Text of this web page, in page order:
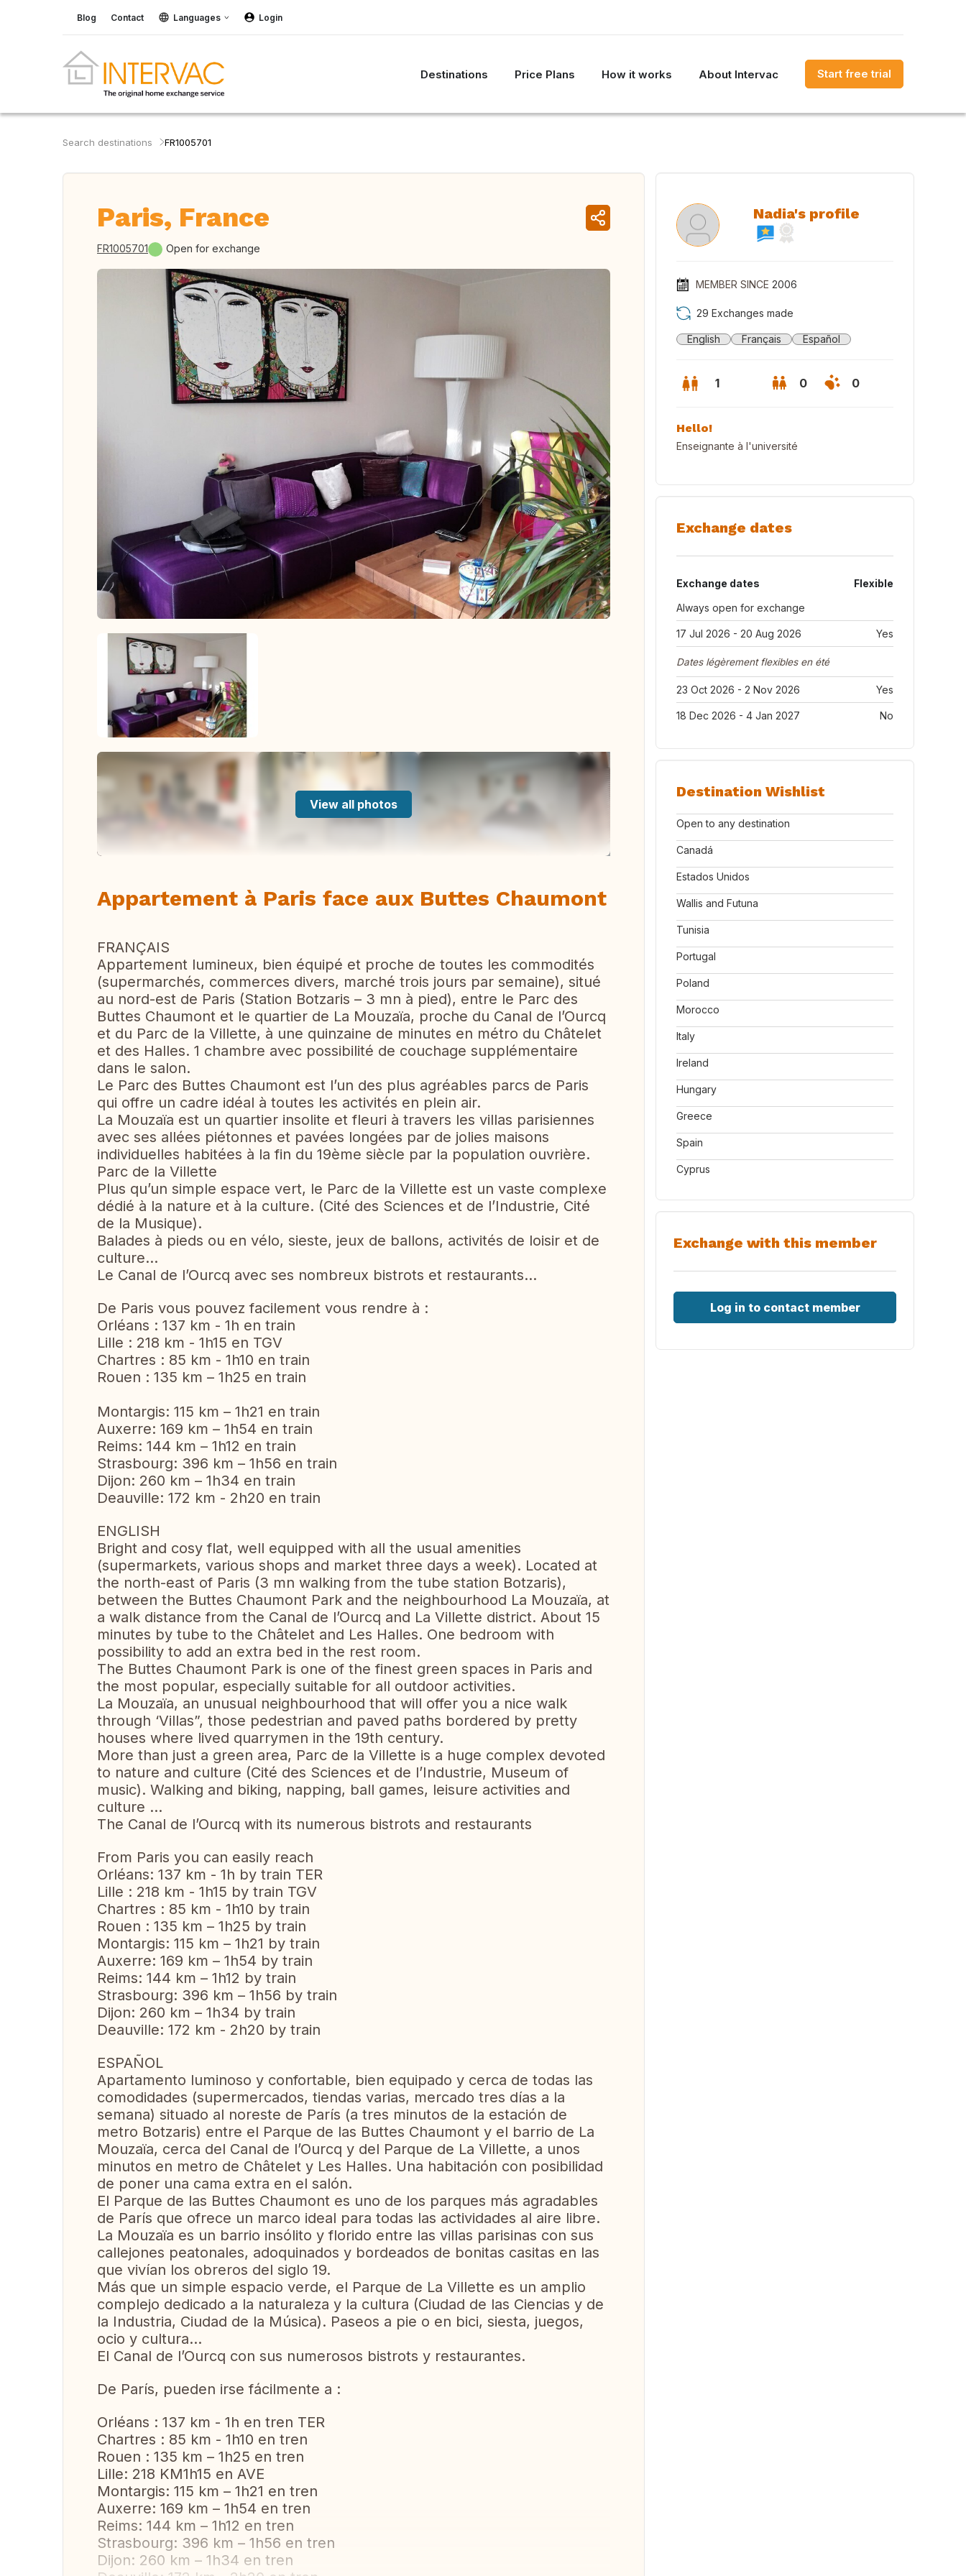
Blog Contact Languages Login
Destinations Price Plans How it works About Intervac Start free trial
Search destinations FR1005701
Paris, France
FR1005701 Open for exchange
View all photos
Appartement à Paris face aux Buttes Chaumont
FRANÇAIS
Appartement lumineux, bien équipé et proche de toutes les commodités
(supermarchés, commerces divers, marché trois jours par semaine), situé
au nord-est de Paris (Station Botzaris – 3 mn à pied), entre le Parc des
Buttes Chaumont et le quartier de La Mouzaïa, proche du Canal de l’Ourcq
et du Parc de la Villette, à une quinzaine de minutes en métro du Châtelet
et des Halles. 1 chambre avec possibilité de couchage supplémentaire
dans le salon.
Le Parc des Buttes Chaumont est l’un des plus agréables parcs de Paris
qui offre un cadre idéal à toutes les activités en plein air.
La Mouzaïa est un quartier insolite et fleuri à travers les villas parisiennes
avec ses allées piétonnes et pavées longées par de jolies maisons
individuelles habitées à la fin du 19ème siècle par la population ouvrière.
Parc de la Villette
Plus qu’un simple espace vert, le Parc de la Villette est un vaste complexe
dédié à la nature et à la culture. (Cité des Sciences et de l’Industrie, Cité
de la Musique).
Balades à pieds ou en vélo, sieste, jeux de ballons, activités de loisir et de
culture…
Le Canal de l’Ourcq avec ses nombreux bistrots et restaurants…
De Paris vous pouvez facilement vous rendre à :
Orléans : 137 km - 1h en train
Lille : 218 km - 1h15 en TGV
Chartres : 85 km - 1h10 en train
Rouen : 135 km – 1h25 en train
Montargis: 115 km – 1h21 en train
Auxerre: 169 km – 1h54 en train
Reims: 144 km – 1h12 en train
Strasbourg: 396 km – 1h56 en train
Dijon: 260 km – 1h34 en train
Deauville: 172 km - 2h20 en train
ENGLISH
Bright and cosy flat, well equipped with all the usual amenities
(supermarkets, various shops and market three days a week). Located at
the north-east of Paris (3 mn walking from the tube station Botzaris),
between the Buttes Chaumont Park and the neighbourhood La Mouzaïa, at
a walk distance from the Canal de l’Ourcq and La Villette district. About 15
minutes by tube to the Châtelet and Les Halles. One bedroom with
possibility to add an extra bed in the rest room.
The Buttes Chaumont Park is one of the finest green spaces in Paris and
the most popular, especially suitable for all outdoor activities.
La Mouzaïa, an unusual neighbourhood that will offer you a nice walk
through ‘Villas”, those pedestrian and paved paths bordered by pretty
houses where lived quarrymen in the 19th century.
More than just a green area, Parc de la Villette is a huge complex devoted
to nature and culture (Cité des Sciences et de l’Industrie, Museum of
music). Walking and biking, napping, ball games, leisure activities and
culture …
The Canal de l’Ourcq with its numerous bistrots and restaurants
From Paris you can easily reach
Orléans: 137 km - 1h by train TER
Lille : 218 km - 1h15 by train TGV
Chartres : 85 km - 1h10 by train
Rouen : 135 km – 1h25 by train
Montargis: 115 km – 1h21 by train
Auxerre: 169 km – 1h54 by train
Reims: 144 km – 1h12 by train
Strasbourg: 396 km – 1h56 by train
Dijon: 260 km – 1h34 by train
Deauville: 172 km - 2h20 by train
ESPAÑOL
Apartamento luminoso y confortable, bien equipado y cerca de todas las
comodidades (supermercados, tiendas varias, mercado tres días a la
semana) situado al noreste de París (a tres minutos de la estación de
metro Botzaris) entre el Parque de las Buttes Chaumont y el barrio de La
Mouzaïa, cerca del Canal de l’Ourcq y del Parque de La Villette, a unos
minutos en metro de Châtelet y Les Halles. Una habitación con posibilidad
de poner una cama extra en el salón.
El Parque de las Buttes Chaumont es uno de los parques más agradables
de París que ofrece un marco ideal para todas las actividades al aire libre.
La Mouzaïa es un barrio insólito y florido entre las villas parisinas con sus
callejones peatonales, adoquinados y bordeados de bonitas casitas en las
que vivían los obreros del siglo 19.
Más que un simple espacio verde, el Parque de La Villette es un amplio
complejo dedicado a la naturaleza y la cultura (Ciudad de las Ciencias y de
la Industria, Ciudad de la Música). Paseos a pie o en bici, siesta, juegos,
ocio y cultura…
El Canal de l’Ourcq con sus numerosos bistrots y restaurantes.
De París, pueden irse fácilmente a :
Orléans : 137 km - 1h en tren TER
Chartres : 85 km - 1h10 en tren
Rouen : 135 km – 1h25 en tren
Lille: 218 KM1h15 en AVE
Montargis: 115 km – 1h21 en tren
Auxerre: 169 km – 1h54 en tren
Reims: 144 km – 1h12 en tren
Strasbourg: 396 km – 1h56 en tren
Dijon: 260 km – 1h34 en tren
Nadia's profile
MEMBER SINCE 2006
29 Exchanges made
English Français Español
1 0 0
Hello!
Enseignante à l'université
Exchange dates
Exchange dates
Flexible
Always open for exchange
17 Jul 2026 - 20 Aug 2026 Yes
Dates légèrement flexibles en été
23 Oct 2026 - 2 Nov 2026 Yes
18 Dec 2026 - 4 Jan 2027 No
Destination Wishlist
Open to any destination
Canadá
Estados Unidos
Wallis and Futuna
Tunisia
Portugal
Poland
Morocco
Italy
Ireland
Hungary
Greece
Spain
Cyprus
Exchange with this member
Log in to contact member